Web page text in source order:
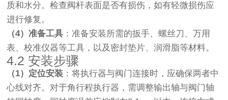
质和水分。检查阀杆表面是否有损伤，如有轻微损伤应
进行修复。
（4）准备工具 ：准备安装所需的扳手、螺丝刀、万用
表、校准仪器等工具，以及密封垫片、润滑脂等材料。
4.2 安装步骤
（1）定位安装 ：将执行器与阀门连接时，应确保两者中
心线对齐。对于角行程执行器，需调整输出轴与阀门轴